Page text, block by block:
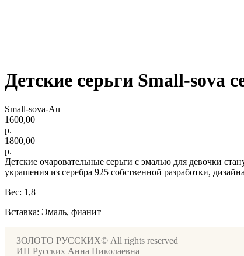
Детские серьги Small-sova
Small-sova-Au
1600,00
р.
1800,00
р.
Детские очаровательные серьги с эмалью для девочки
украшения из серебра 925 собственной разработки,
Вес: 1,8
Вставка: Эмаль, фианит
ЗОЛОТО РУССКИХ© All rights reserved
ИП Русских Анна Николаевна